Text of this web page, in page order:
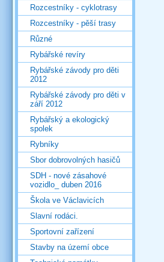
Rozcestníky - cyklotrasy
Rozcestníky - pěší trasy
Různé
Rybářské revíry
Rybářské závody pro děti
2012
Rybářské závody pro děti v
září 2012
Rybářský a ekologický
spolek
Rybníky
Sbor dobrovolných hasičů
SDH - nové zásahové
vozidlo_ duben 2016
Škola ve Václavicích
Slavní rodáci.
Sportovní zařízení
Stavby na území obce